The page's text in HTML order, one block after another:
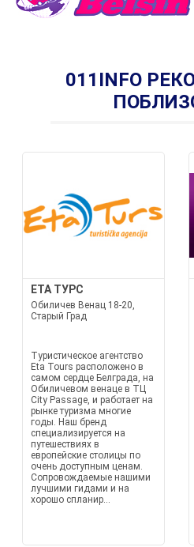
011INFO
ETA ТУРС
Обиличев Венац 18-20,
Старый Град
Туристическое агентство
Eta Tours расположено в
самом сердце Белграда, на
Обиличевом венаце в ТЦ
City Passage, и работает на
рынке туризма многие
годы. Наш бренд
специализируется на
путешествиях в
европейские столицы по
очень доступным ценам.
Сопровождаемые нашими
лучшими гидами и на
хорошо спланир...